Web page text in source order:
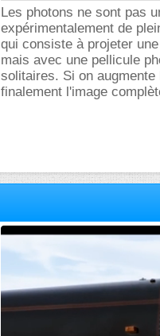
Les photons ne sont pas
expérimentalement de
qui consiste à projeter
mais avec une pellicule
solitaires. Si on
finalement l'image